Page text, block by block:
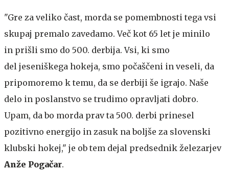
"Gre za veliko čast, morda se pomembnosti tega vsi
skupaj premalo zavedamo. Več kot 65 let je minilo
in prišli smo do 500. derbija. Vsi, ki smo
del jeseniškega hokeja, smo počaščeni in veseli, da
pripomoremo k temu, da se derbiji še igrajo. Naše
delo in poslanstvo se trudimo opravljati dobro.
Upam, da bo morda prav ta 500. derbi prinesel
pozitivno energijo in zasuk na boljše za slovenski
klubski hokej," je ob tem dejal predsednik železarjev
Anže Pogačar.